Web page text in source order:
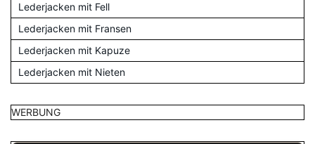
Lederjacken mit Fell
Lederjacken mit Fransen
Lederjacken mit Kapuze
Lederjacken mit Nieten
WERBUNG